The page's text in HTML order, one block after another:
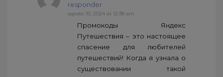
responder
agosto 10, 2024 at 12:38 am
Промокоды Яндекс
Путешествия – это настоящее
спасение для любителей
путешествий! Когда я узнала о
существовании такой